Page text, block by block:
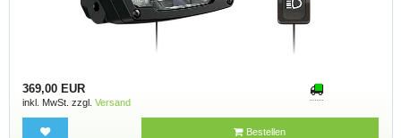
369,00 EUR
inkl. MwSt. zzgl. Versand
Bestellen